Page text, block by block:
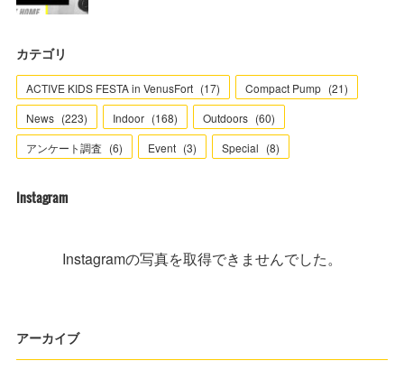
カテゴリ
ACTIVE KIDS FESTA in VenusFort (17) Compact Pump (21)
News (223) Indoor (168) Outdoors (60)
アンケート調査 (6) Event (3) Special (8)
Instagram
Instagramの写真を取得できませんでした。
アーカイブ